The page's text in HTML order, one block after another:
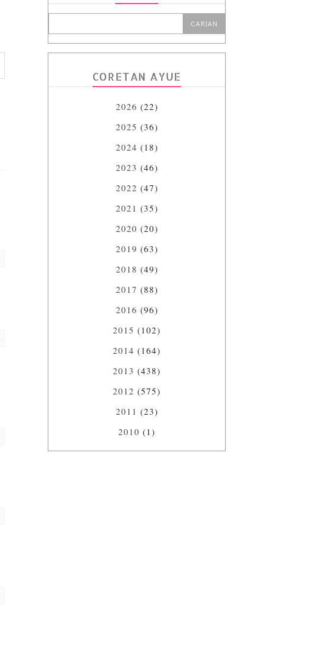
CORETAN AYUE
2026 (22)
2025 (36)
2024 (18)
2023 (46)
2022 (47)
2021 (35)
2020 (20)
2019 (63)
2018 (49)
2017 (88)
2016 (96)
2015 (102)
2014 (164)
2013 (438)
2012 (575)
2011 (23)
2010 (1)